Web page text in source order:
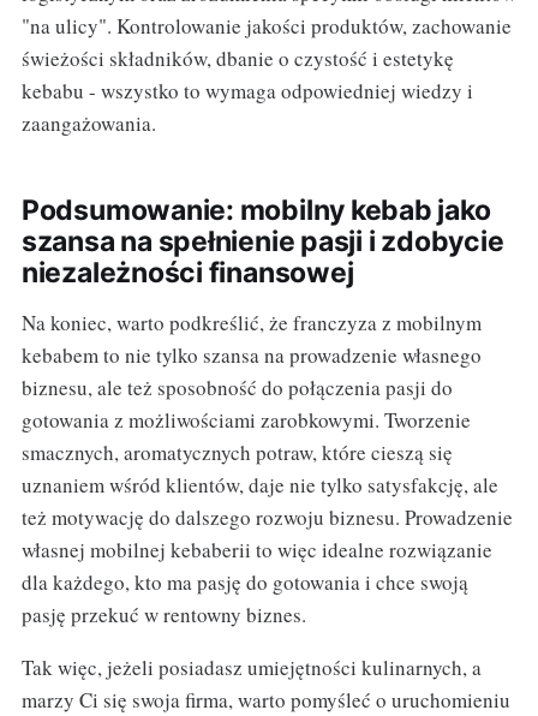
"na ulicy". Kontrolowanie jakości produktów, zachowanie
świeżości składników, dbanie o czystość i estetykę
kebabu - wszystko to wymaga odpowiedniej wiedzy i
zaangażowania.
Podsumowanie: mobilny kebab jako
szansa na spełnienie pasji i zdobycie
niezależności finansowej
Na koniec, warto podkreślić, że franczyza z mobilnym
kebabem to nie tylko szansa na prowadzenie własnego
biznesu, ale też sposobność do połączenia pasji do
gotowania z możliwościami zarobkowymi. Tworzenie
smacznych, aromatycznych potraw, które cieszą się
uznaniem wśród klientów, daje nie tylko satysfakcję, ale
też motywację do dalszego rozwoju biznesu. Prowadzenie
własnej mobilnej kebaberii to więc idealne rozwiązanie
dla każdego, kto ma pasję do gotowania i chce swoją
pasję przekuć w rentowny biznes.
Tak więc, jeżeli posiadasz umiejętności kulinarnych, a
marzy Ci się swoja firma, warto pomyśleć o uruchomieniu